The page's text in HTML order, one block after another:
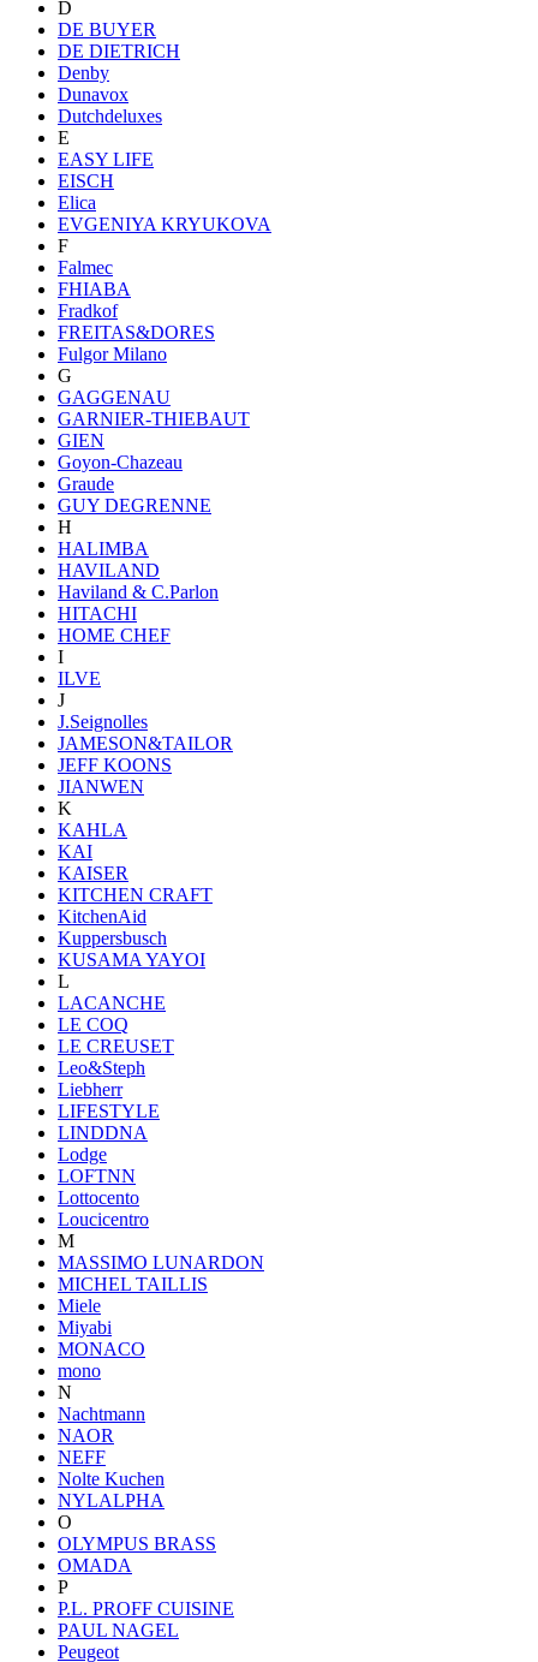
D
DE BUYER
DE DIETRICH
Denby
Dunavox
Dutchdeluxes
E
EASY LIFE
EISCH
Elica
EVGENIYA KRYUKOVA
F
Falmec
FHIABA
Fradkof
FREITAS&DORES
Fulgor Milano
G
GAGGENAU
GARNIER-THIEBAUT
GIEN
Goyon-Chazeau
Graude
GUY DEGRENNE
H
HALIMBA
HAVILAND
Haviland & C.Parlon
HITACHI
HOME CHEF
I
ILVE
J
J.Seignolles
JAMESON&TAILOR
JEFF KOONS
JIANWEN
K
KAHLA
KAI
KAISER
KITCHEN CRAFT
KitchenAid
Kuppersbusch
KUSAMA YAYOI
L
LACANCHE
LE COQ
LE CREUSET
Leo&Steph
Liebherr
LIFESTYLE
LINDDNA
Lodge
LOFTNN
Lottocento
Loucicentro
M
MASSIMO LUNARDON
MICHEL TAILLIS
Miele
Miyabi
MONACO
mono
N
Nachtmann
NAOR
NEFF
Nolte Kuchen
NYLALPHA
O
OLYMPUS BRASS
OMADA
P
P.L. PROFF CUISINE
PAUL NAGEL
Peugeot